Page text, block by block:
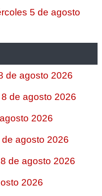
5 de agosto
de agosto 2026
de agosto 2026
2026
agosto 2026
de agosto 2026
2026